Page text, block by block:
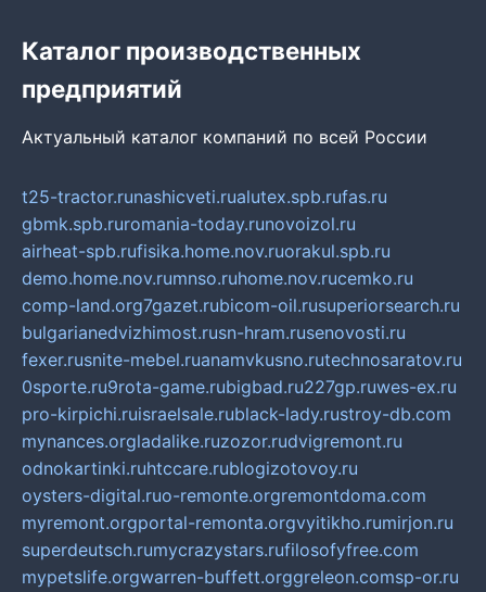
Каталог производственных
предприятий
Актуальный каталог компаний по всей России
t25-tractor.runashicveti.rualutex.spb.rufas.ru
gbmk.spb.ruromania-today.runovoizol.ru
airheat-spb.rufisika.home.nov.ruorakul.spb.ru
demo.home.nov.rumnso.ruhome.nov.rucemko.ru
comp-land.org7gazet.rubicom-oil.rusuperiorsearch.ru
bulgarianedvizhimost.rusn-hram.rusenovosti.ru
fexer.rusnite-mebel.ruanamvkusno.rutechnosaratov.ru
0sporte.ru9rota-game.rubigbad.ru227gp.ruwes-ex.ru
pro-kirpichi.ruisraelsale.rublack-lady.rustroy-db.com
mynances.orgladalike.ruzozor.rudvigremont.ru
odnokartinki.ruhtccare.rublogizotovoy.ru
oysters-digital.ruo-remonte.orgremontdoma.com
myremont.orgportal-remonta.orgvyitikho.rumirjon.ru
superdeutsch.rumycrazystars.rufilosofyfree.com
mypetslife.orgwarren-buffett.orggreleon.comsp-or.ru